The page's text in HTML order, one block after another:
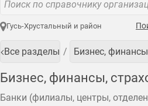
Гусь-Хрустальный и район
Все разделы Бизнес,
Бизнес, финансы,
Банки (филиалы, центры,